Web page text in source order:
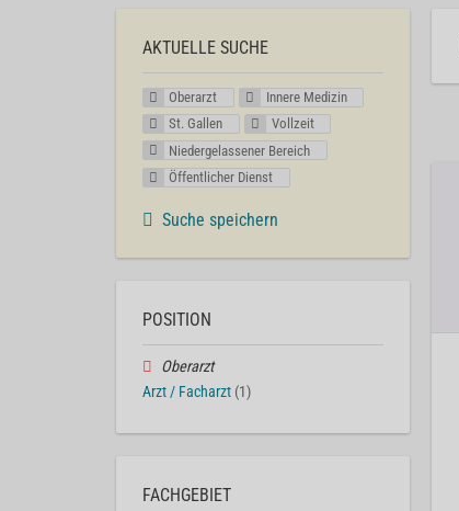
AKTUELLE SUCHE
Oberarzt
Innere Medizin
St. Gallen
Vollzeit
Niedergelassener Bereich
Öffentlicher Dienst
Suche speichern
POSITION
Oberarzt
Arzt / Facharzt (1)
FACHGEBIET